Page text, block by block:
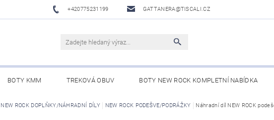
+420775231199 GATTANERA@TISCALI.CZ
BOTY KMM TREKOVÁ OBUV BOTY NEW ROCK KOMPLETNÍ NABÍDKA
OBUV WESTERN BELTS /WESTERNOVÉ OPASKY/ BOTY
NEW ROCK DOPLŇKY/NÁHRADNÍ DÍLY NEW ROCK PODEŠVE/PODRÁŽKY Náhradní díl NEW ROCK